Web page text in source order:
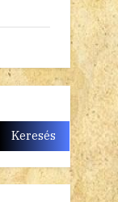
Keresés